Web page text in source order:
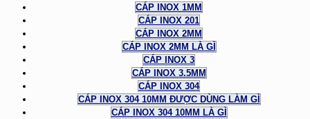
CÁP INOX 1MM
CÁP INOX 201
CÁP INOX 2MM
CÁP INOX 2MM LÀ GÌ
CÁP INOX 3
CÁP INOX 3.5MM
CÁP INOX 304
CÁP INOX 304 10MM ĐƯỢC DÙNG LÀM GÌ
CÁP INOX 304 10MM LÀ GÌ